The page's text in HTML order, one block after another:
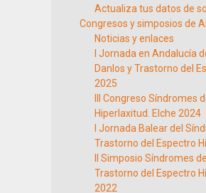
Actualiza tus datos de
Congresos y simposios de
Noticias y enlaces
I Jornada en Andalucía
Danlos y Trastorno del
2025
III Congreso Síndromes
Hiperlaxitud. Elche 2024
I Jornada Balear del
Trastorno del Espectro
II Simposio Síndromes
Trastorno del Espectro
2022